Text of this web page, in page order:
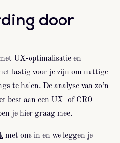
door
UX-optimalisatie en
lastig voor je zijn om nuttige
te halen. De analyse van zo’n
best aan een UX- of CRO-
je hier graag mee.
met ons in en we leggen je